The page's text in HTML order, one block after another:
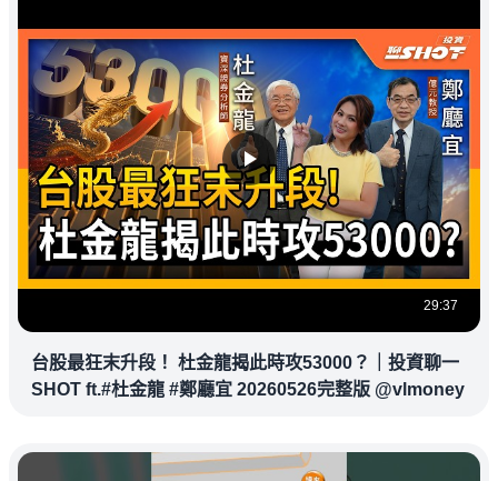
29:37
台股最狂末升段！ 杜金龍揭此時攻53000？｜投資聊一
SHOT ft.#杜金龍 #鄭廳宜 20260526完整版 @vlmoney